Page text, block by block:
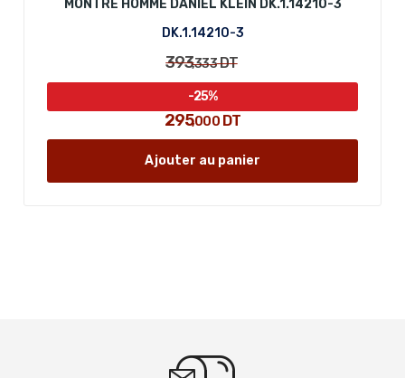
MONTRE HOMME DANIEL KLEIN DK.1.14210-3
DK.1.14210-3
393,333DT
295,000DT
-25%
Ajouter au panier